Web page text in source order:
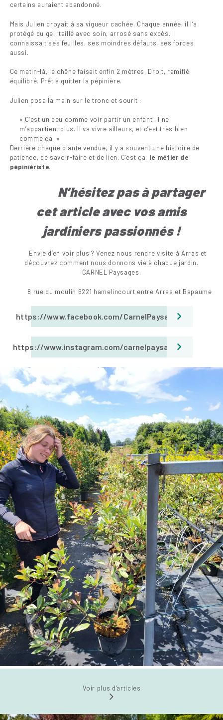
certains auraient abandonné.
Mais Julien croyait à sa vigueur cachée. Chaque année, il l’a
protégé du gel, taillé avec soin, arrosé sans excès. Il
connaissait ses feuilles, ses moindres défauts, ses forces
aussi.
Ce matin-là, le chêne faisait enfin 2 mètres. Droit, ramifié,
équilibré. Prêt à quitter la pépinière.
Julien posa la main sur le tronc et sourit :
« C’est un peu comme voir partir un enfant. Il ne
m’appartient plus. Il va vivre ailleurs, et c’est très bien
comme ça. »
Derrière chaque plante vendue, il y a souvent une histoire de
patience, de savoir-faire et de lien. C’est ça, le métier de
pépiniériste.
N’hésitez pas à partager
cet article avec vos amis
jardiniers passionnés !
Envie d’en voir plus ? Venez nous rendre visite à Arras et
découvrez comment nous donnons vie à chaque jardin.
CARNEL Paysages.
8 rue du moulin 6221 hamelincourt entre Arras et Bapaume
https://www.facebook.com/CarnelPaysages
https://www.instagram.com/carnelpaysages/
Voir plus d'articles